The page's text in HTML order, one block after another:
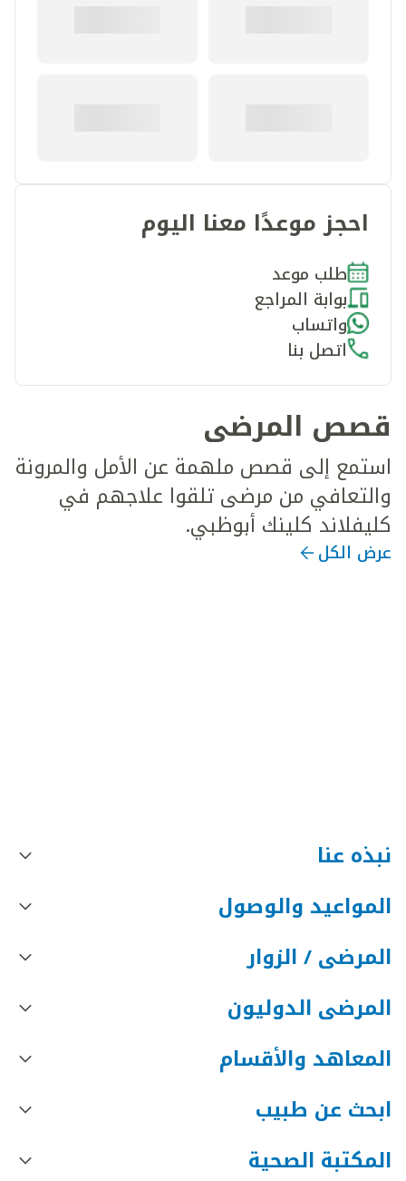
احجز موعدًا معنا اليوم
طلب موعد
بوابة المراجع
واتساب
اتصل بنا
قصص المرضى
استمع إلى قصص ملهمة عن الأمل والمرونة
والتعافي من مرضى تلقوا علاجهم في
كليفلاند كلينك أبوظبي.
عرض الكل
نبذه عنا
المواعيد والوصول
المرضى / الزوار
المرضى الدوليون
المعاهد والأقسام
ابحث عن طبيب
المكتبة الصحية